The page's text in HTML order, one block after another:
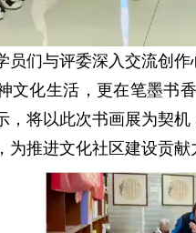
员们与评委深入交流创
文化生活， 更在笔墨书
，将以此次书画展为契
为推进文化社区建设贡献